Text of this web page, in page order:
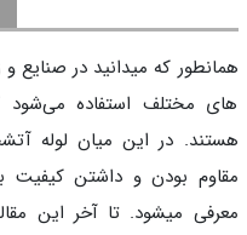
که میدانید در صنایع و
مختلف استفاده می‌شود
در این میان لوله
بودن و داشتن کیفیت بالا
میشود. تا آخر این مقاله